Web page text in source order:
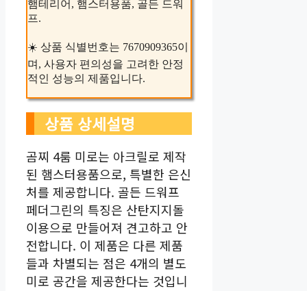
햄테리어, 햄스터용품, 골든 드워
프.
☀️ 상품 식별번호는 7670909365이
며, 사용자 편의성을 고려한 안정
적인 성능의 제품입니다.
상품 상세설명
곰찌 4룸 미로는 아크릴로 제작
된 햄스터용품으로, 특별한 은신
처를 제공합니다. 골든 드워프
페더그린의 특징은 산탄지지돌
이용으로 만들어져 견고하고 안
전합니다. 이 제품은 다른 제품
들과 차별되는 점은 4개의 별도
미로 공간을 제공한다는 것입니